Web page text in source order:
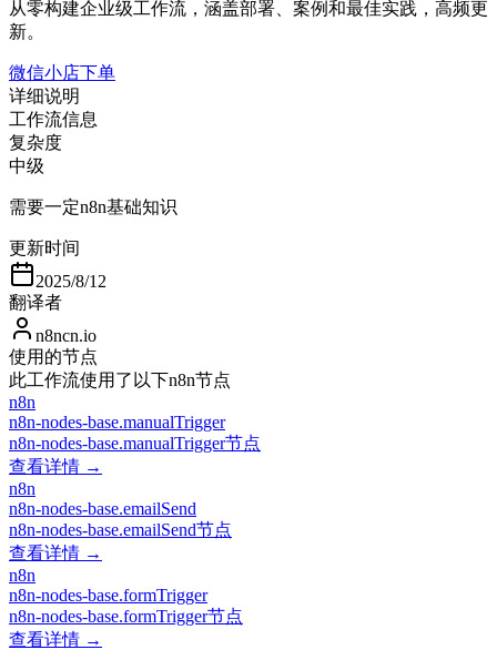
从零构建企业级工作流，涵盖部署、案例和最佳实践，高频更
新。
微信小店下单
详细说明
工作流信息
复杂度
中级
需要一定n8n基础知识
更新时间
2025/8/12
翻译者
n8ncn.io
使用的节点
此工作流使用了以下n8n节点
n8n
n8n-nodes-base.manualTrigger
n8n-nodes-base.manualTrigger节点
查看详情 →
n8n
n8n-nodes-base.emailSend
n8n-nodes-base.emailSend节点
查看详情 →
n8n
n8n-nodes-base.formTrigger
n8n-nodes-base.formTrigger节点
查看详情 →